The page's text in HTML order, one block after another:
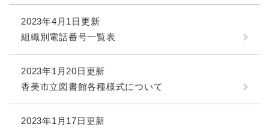
2023年4月1日更新
組織別電話番号一覧表
2023年1月20日更新
香美市立図書館各種様式について
2023年1月17日更新